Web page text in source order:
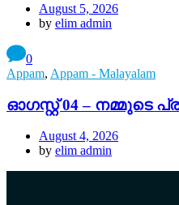
August 5, 2026
by elim admin
0
Appam, Appam - Malayalam
ഓഗസ്റ്റ് 04 – നമ്മുടെ
August 4, 2026
by elim admin